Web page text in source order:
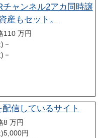
チャンネル2アカ同時譲
産もセット。
110 万円
－
－
配信しているサイト
8 万円
)5,000円